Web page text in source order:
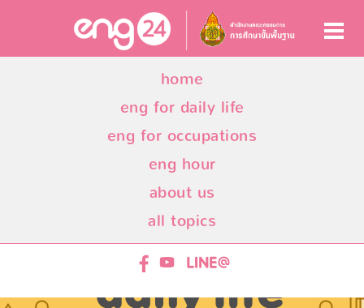
home
eng for daily life
eng for occupations
eng hour
about us
all topics